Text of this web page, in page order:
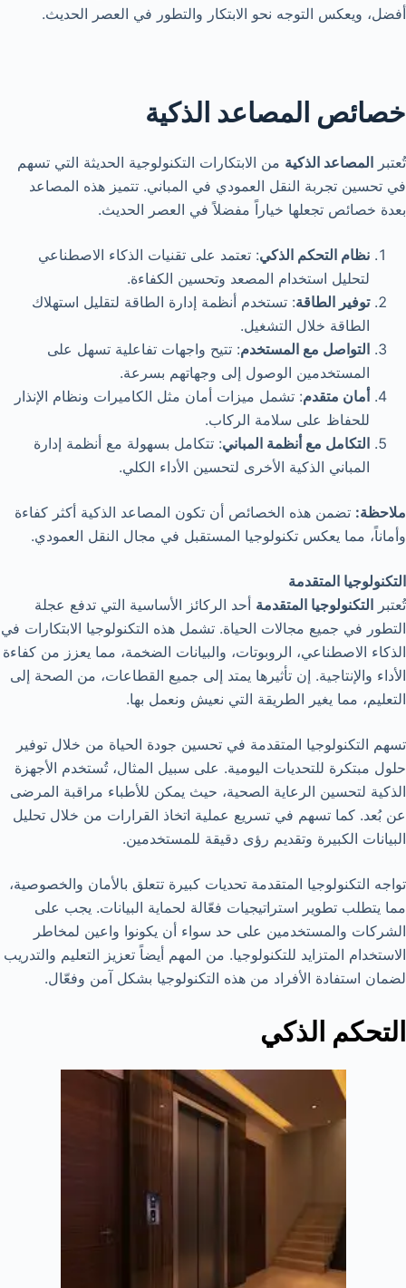
أفضل، ويعكس التوجه نحو الابتكار والتطور في العصر الحديث.
خصائص المصاعد الذكية
تُعتبر المصاعد الذكية من الابتكارات التكنولوجية الحديثة التي تسهم
في تحسين تجربة النقل العمودي في المباني. تتميز هذه المصاعد
بعدة خصائص تجعلها خياراً مفضلاً في العصر الحديث.
نظام التحكم الذكي: تعتمد على تقنيات الذكاء الاصطناعي
لتحليل استخدام المصعد وتحسين الكفاءة.
توفير الطاقة: تستخدم أنظمة إدارة الطاقة لتقليل استهلاك
الطاقة خلال التشغيل.
التواصل مع المستخدم: تتيح واجهات تفاعلية تسهل على
المستخدمين الوصول إلى وجهاتهم بسرعة.
أمان متقدم: تشمل ميزات أمان مثل الكاميرات ونظام الإنذار
للحفاظ على سلامة الركاب.
التكامل مع أنظمة المباني: تتكامل بسهولة مع أنظمة إدارة
المباني الذكية الأخرى لتحسين الأداء الكلي.
ملاحظة: تضمن هذه الخصائص أن تكون المصاعد الذكية أكثر كفاءة
وأماناً، مما يعكس تكنولوجيا المستقبل في مجال النقل العمودي.
التكنولوجيا المتقدمة
تُعتبر التكنولوجيا المتقدمة أحد الركائز الأساسية التي تدفع عجلة
التطور في جميع مجالات الحياة. تشمل هذه التكنولوجيا الابتكارات في
الذكاء الاصطناعي، الروبوتات، والبيانات الضخمة، مما يعزز من كفاءة
الأداء والإنتاجية. إن تأثيرها يمتد إلى جميع القطاعات، من الصحة إلى
التعليم، مما يغير الطريقة التي نعيش ونعمل بها.
تسهم التكنولوجيا المتقدمة في تحسين جودة الحياة من خلال توفير
حلول مبتكرة للتحديات اليومية. على سبيل المثال، تُستخدم الأجهزة
الذكية لتحسين الرعاية الصحية، حيث يمكن للأطباء مراقبة المرضى
عن بُعد. كما تسهم في تسريع عملية اتخاذ القرارات من خلال تحليل
البيانات الكبيرة وتقديم رؤى دقيقة للمستخدمين.
تواجه التكنولوجيا المتقدمة تحديات كبيرة تتعلق بالأمان والخصوصية،
مما يتطلب تطوير استراتيجيات فعّالة لحماية البيانات. يجب على
الشركات والمستخدمين على حد سواء أن يكونوا واعين لمخاطر
الاستخدام المتزايد للتكنولوجيا. من المهم أيضاً تعزيز التعليم والتدريب
لضمان استفادة الأفراد من هذه التكنولوجيا بشكل آمن وفعّال.
التحكم الذكي